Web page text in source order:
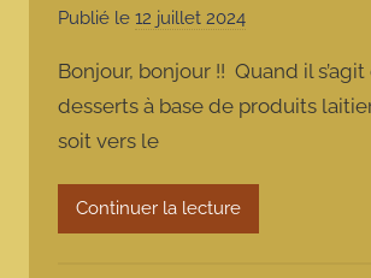
Publié le 12 juillet 2024
r
m
o
Bonjour, bonjour !! Quand il
desserts à base de produits
soit vers le
Continuer la lecture